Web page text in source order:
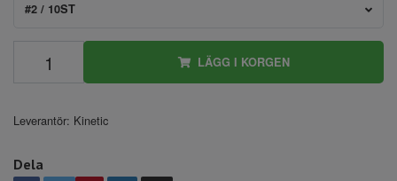
#2 / 10ST
LÄGG I KORGEN
Leverantör: Kinetic
Dela